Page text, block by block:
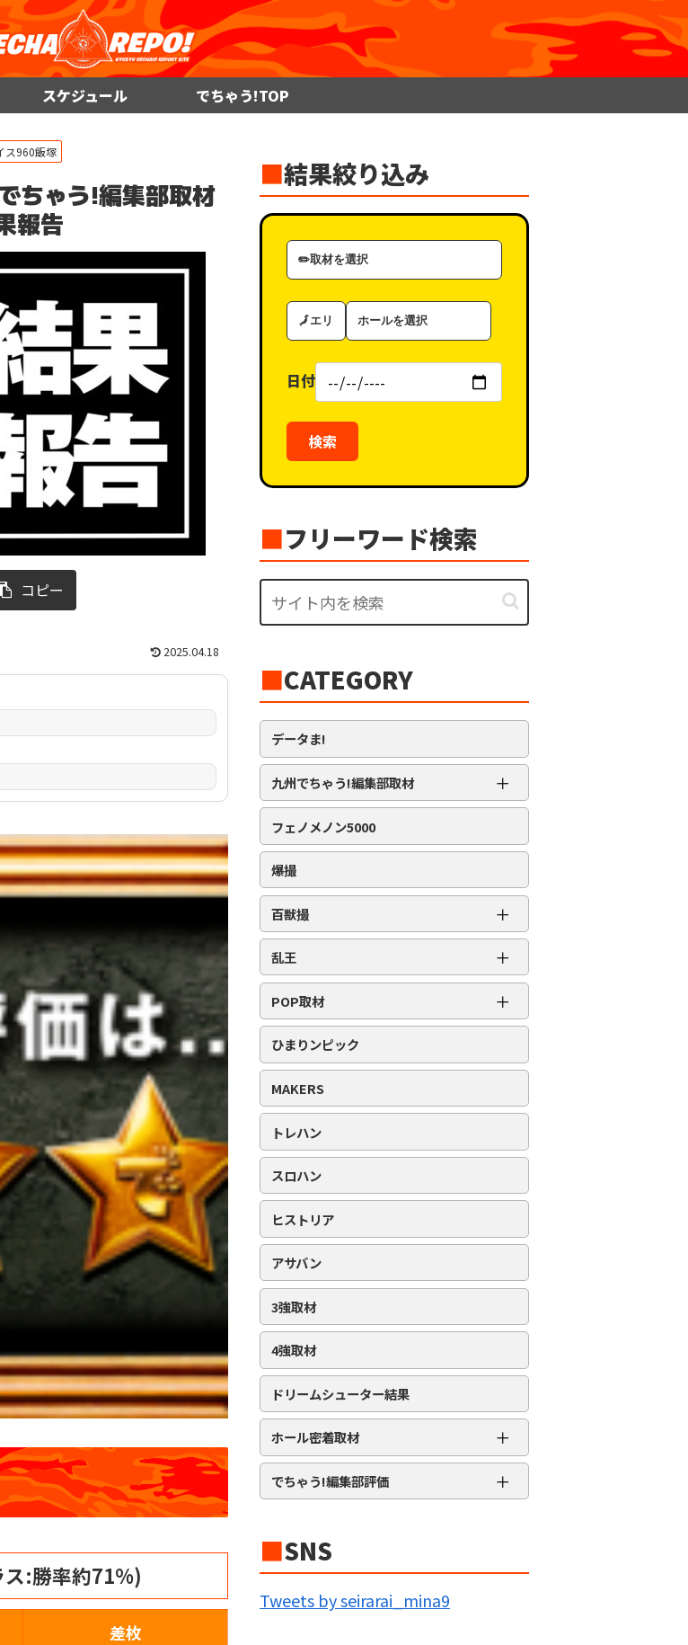
スケジュール でちゃう!TOP
ス960飯塚
ちゃう!編集部取材
報告
コピー
2025.04.18
:勝率約71%)
差枚
■結果絞り込み
取
材
ゴ
ー
エ
リ
ホ
ー
（タ
グ）
日付
検索
■フリーワード検索
■CATEGORY
データま!
九州でちゃう!編集部取材 ＋
編集部取材［ダイヤ］
編集部取材［金］
編集部取材［スロット対象機種アリ］
フェノメノン5000
爆撮
百獣撮 ＋
百獣撮-改-［ライオン］
百獣撮［ゴリラ］
百獣撮-改-［ゴリラ］
百獣撮［ゾウ］
乱王 ＋
スロット乱王
パチンコ乱王
POP取材 ＋
周年番付
POP番付
PICK番付
ひまりンピック
MAKERS
トレハン
スロハン
ヒストリア
アサバン
3強取材
4強取材
ドリームシューター結果
ホール密着取材 ＋
APRO流星群取材
三大天
久留米ジャック
BIG BANG
回胴の極意
でちゃう!編集部評価 ＋
★★★★
★★★
★★
■SNS
Tweets by seirarai_mina9